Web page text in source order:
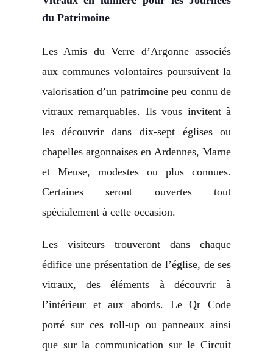
du Patrimoine
Les Amis du Verre d’Argonne associés
aux communes volontaires poursuivent la
valorisation d’un patrimoine peu connu de
vitraux remarquables. Ils vous invitent à
les découvrir dans dix-sept églises ou
chapelles argonnaises en Ardennes, Marne
et Meuse, modestes ou plus connues.
Certaines seront ouvertes tout
spécialement à cette occasion.
Les visiteurs trouveront dans chaque
édifice une présentation de l’église, de ses
vitraux, des éléments à découvrir à
l’intérieur et aux abords. Le Qr Code
porté sur ces roll-up ou panneaux ainsi
que sur la communication sur le Circuit